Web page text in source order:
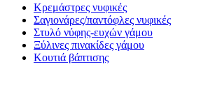
Κρεμάστρες νυφικές
Σαγιονάρες/παντόφλες νυφικές
Στυλό νύφης-ευχών γάμου
Ξύλινες πινακίδες γάμου
Κουτιά βάπτισης